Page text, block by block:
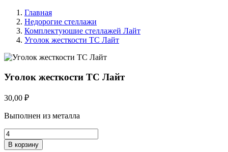
Главная
Недорогие стеллажи
Комплектуюшие стеллажей Лайт
Уголок жесткости ТС Лайт
Уголок жесткости ТС Лайт
30,00 ₽
Выполнен из металла
В корзину